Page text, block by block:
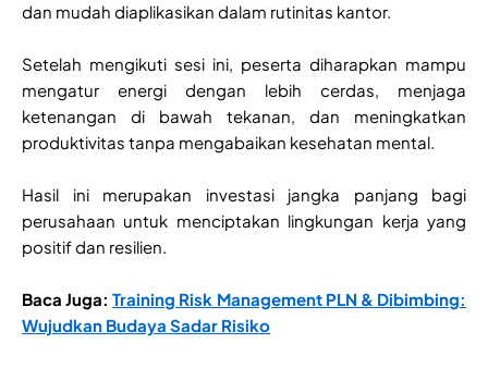
dan mudah diaplikasikan dalam rutinitas kantor.
Setelah mengikuti sesi ini, peserta diharapkan mampu
mengatur energi dengan lebih cerdas, menjaga
ketenangan di bawah tekanan, dan meningkatkan
produktivitas tanpa mengabaikan kesehatan mental.
Hasil ini merupakan investasi jangka panjang bagi
perusahaan untuk menciptakan lingkungan kerja yang
positif dan resilien.
Baca Juga:Training Risk Management PLN & Dibimbing:
Wujudkan Budaya Sadar Risiko